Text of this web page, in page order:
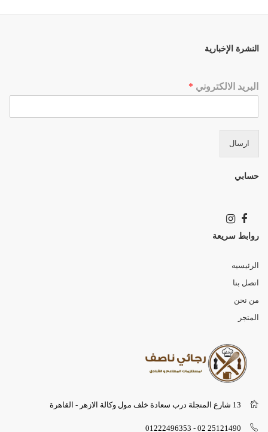
النشرة الإخبارية
البريد الالكتروني *
ارسال
حسابي
روابط سريعة
الرئيسيه
اتصل بنا
من نحن
المتجر
13 شارع المنجلة درب سعادة خلف مول وكالة الازهر - القاهرة
25121490 02 - 01222496353